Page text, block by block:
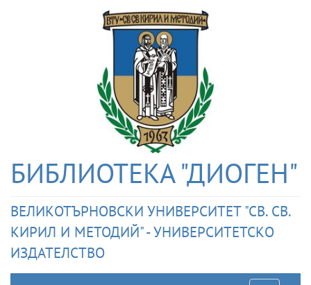
БИБЛИОТЕКА "ДИОГЕН"
ВЕЛИКОТЪРНОВСКИ УНИВЕРСИТЕТ "СВ. СВ.
КИРИЛ И МЕТОДИЙ" - УНИВЕРСИТЕТСКО
ИЗДАТЕЛСТВО